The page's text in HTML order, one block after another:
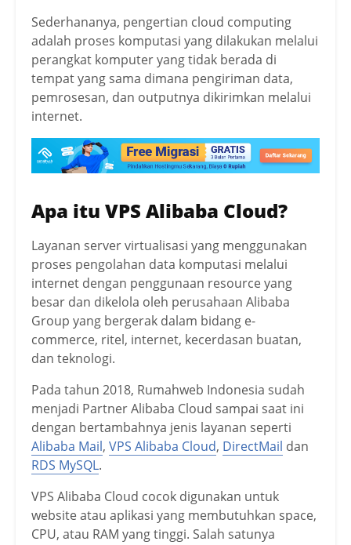
Sederhananya, pengertian cloud computing
adalah proses komputasi yang dilakukan melalui
perangkat komputer yang tidak berada di
tempat yang sama dimana pengiriman data,
pemrosesan, dan outputnya dikirimkan melalui
internet.
Apa itu VPS Alibaba Cloud?
Layanan server virtualisasi yang menggunakan
proses pengolahan data komputasi melalui
internet dengan penggunaan resource yang
besar dan dikelola oleh perusahaan Alibaba
Group yang bergerak dalam bidang e-
commerce, ritel, internet, kecerdasan buatan,
dan teknologi.
Pada tahun 2018, Rumahweb Indonesia sudah
menjadi Partner Alibaba Cloud sampai saat ini
dengan bertambahnya jenis layanan seperti
Alibaba Mail, VPS Alibaba Cloud, DirectMail dan
RDS MySQL.
VPS Alibaba Cloud cocok digunakan untuk
website atau aplikasi yang membutuhkan space,
CPU, atau RAM yang tinggi. Salah satunya